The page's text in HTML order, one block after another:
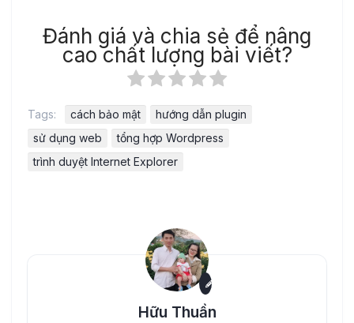
Đánh giá và chia sẻ để nâng
cao chất lượng bài viết?
Tags: cách bảo mật
hướng dẫn plugin
sử dụng web
tổng hợp Wordpress
trình duyệt Internet Explorer
Hữu Thuần